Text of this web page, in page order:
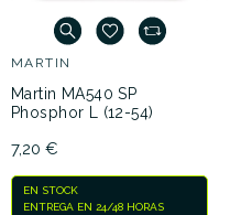
MARTIN
Martin MA540 SP
Phosphor L (12-54)
7,20 €
EN STOCK
ENTREGA EN 24/48 HORAS